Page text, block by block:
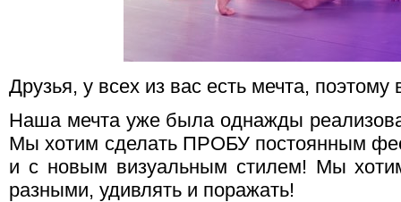
Друзья, у всех из вас есть мечта,
Наша мечта уже была однажды
Мы хотим сделать ПРОБУ постоянным
и с новым визуальным стилем! Мы
разными, удивлять и поражать!